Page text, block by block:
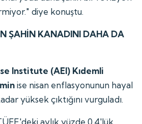
diye konuştu.
ŞAHİN KANADINI DAHA DA
Institute (AEI) Kıdemli
ise nisan enflasyonunun hayal
yüksek çıktığını vurguladı.
aylık yüzde 0,4'lük